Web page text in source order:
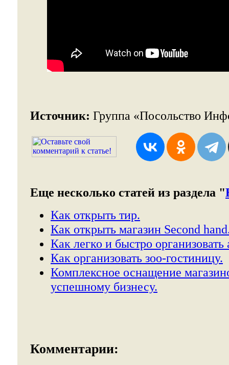
Источник: Группа «Посольство
Еще несколько статей из раздела "
Как открыть тир.
Как открыть магазин Second
Как легко и быстро организовать
Как организовать зоо-гостиницу.
Комплексное оснащение
успешному бизнесу.
Комментарии: